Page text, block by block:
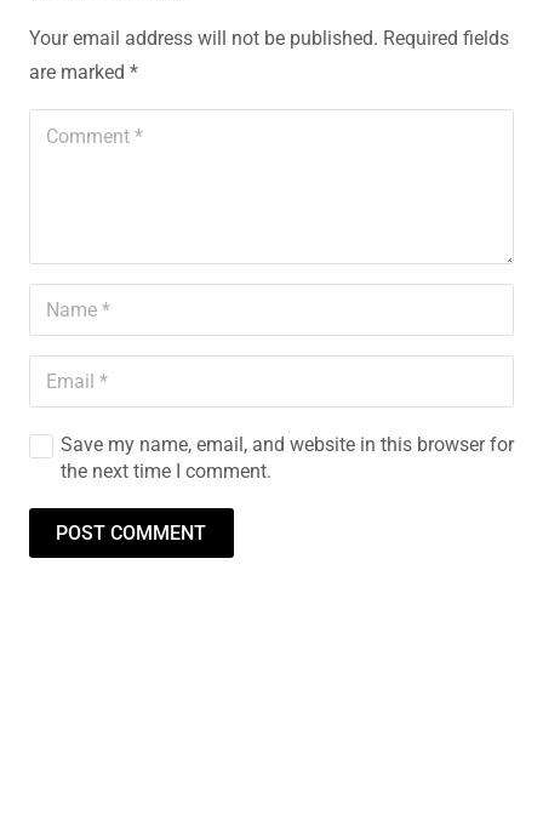
Your email address will not be published. Required fields
are marked *
Save my name, email, and website in this browser for
the next time I comment.
POST COMMENT